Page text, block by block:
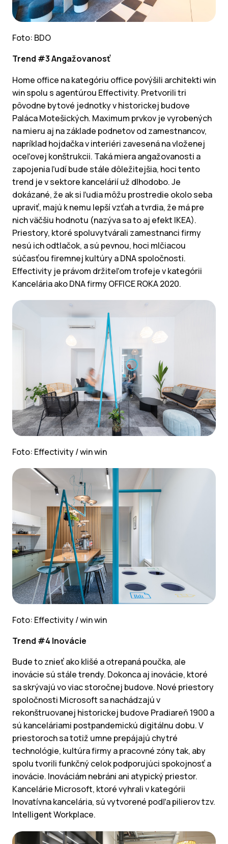
Foto: BDO
Trend #3 Angažovanosť
Home office na kategóriu office povýšili architekti win
win spolu s agentúrou Effectivity. Pretvorili tri
pôvodne bytové jednotky v historickej budove
Paláca Motešických. Maximum prvkov je vyrobených
na mieru aj na základe podnetov od zamestnancov,
napríklad hojdačka v interiéri zavesená na vloženej
oceľovej konštrukcii. Taká miera angažovanosti a
zapojenia ľudí bude stále dôležitejšia, hoci tento
trend je v sektore kancelárií už dlhodobo. Je
dokázané, že ak si ľudia môžu prostredie okolo seba
upraviť, majú k nemu lepší vzťah a tvrdia, že má pre
nich väčšiu hodnotu (nazýva sa to aj efekt IKEA).
Priestory, ktoré spoluvytvárali zamestnanci firmy
nesú ich odtlačok, a sú pevnou, hoci mlčiacou
súčasťou firemnej kultúry a DNA spoločnosti.
Effectivity je právom držiteľom trofeje v kategórii
Kancelária ako DNA firmy OFFICE ROKA 2020.
Foto: Effectivity / win win
Foto: Effectivity / win win
Trend #4 Inovácie
Bude to znieť ako klišé a otrepaná poučka, ale
inovácie sú stále trendy. Dokonca aj inovácie, ktoré
sa skrývajú vo viac storočnej budove. Nové priestory
spoločnosti Microsoft sa nachádzajú v
rekonštruovanej historickej budove Pradiareň 1900 a
sú kanceláriami postpandemickú digitálnu dobu. V
priestoroch sa totiž umne prepájajú chytré
technológie, kultúra firmy a pracovné zóny tak, aby
spolu tvorili funkčný celok podporujúci spokojnosť a
inovácie. Inováciám nebráni ani atypický priestor.
Kancelárie Microsoft, ktoré vyhrali v kategórii
Inovatívna kancelária, sú vytvorené podľa pilierov tzv.
Intelligent Workplace.